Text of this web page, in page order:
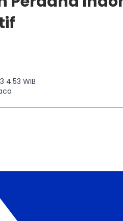
4:53 WIB